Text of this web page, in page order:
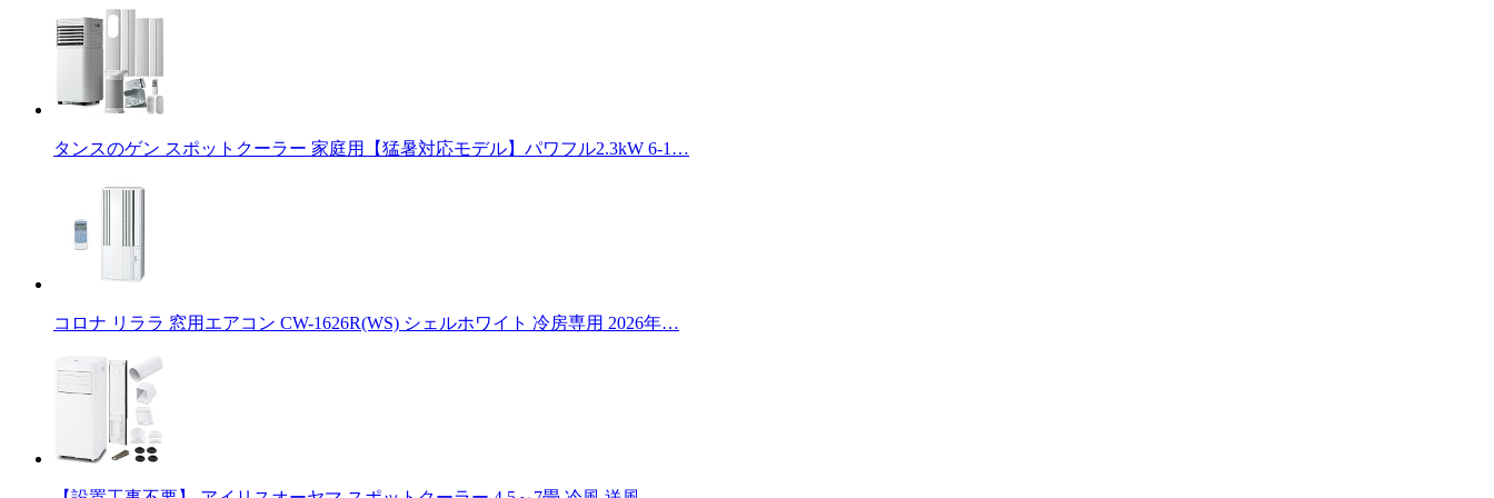
タンスのゲン スポットクーラー 家庭用【猛暑対応モデル】パワフル2.3kW 6-1…
コロナ リララ 窓用エアコン CW-1626R(WS) シェルホワイト 冷房専用 2026年…